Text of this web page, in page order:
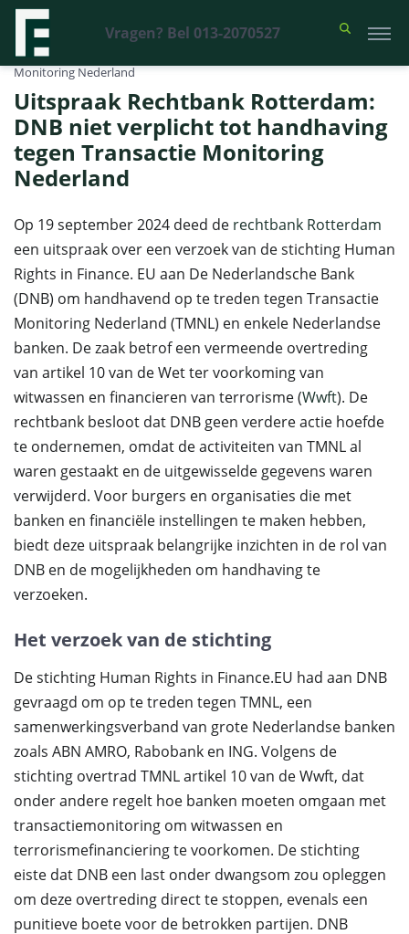
Vragen? Bel 013-2070527
Financieel Recht Advocaten >Uitspraken>Uitspraak Rechtbank
Rotterdam: DNB niet verplicht tot handhaving tegen Transactie
Monitoring Nederland
Uitspraak Rechtbank Rotterdam:
DNB niet verplicht tot handhaving
tegen Transactie Monitoring
Nederland
Op 19 september 2024 deed de rechtbank Rotterdam
een uitspraak over een verzoek van de stichting Human
Rights in Finance. EU aan De Nederlandsche Bank
(DNB) om handhavend op te treden tegen Transactie
Monitoring Nederland (TMNL) en enkele Nederlandse
banken. De zaak betrof een vermeende overtreding
van artikel 10 van de Wet ter voorkoming van
witwassen en financieren van terrorisme (Wwft). De
rechtbank besloot dat DNB geen verdere actie hoefde
te ondernemen, omdat de activiteiten van TMNL al
waren gestaakt en de uitgewisselde gegevens waren
verwijderd. Voor burgers en organisaties die met
banken en financiële instellingen te maken hebben,
biedt deze uitspraak belangrijke inzichten in de rol van
DNB en de mogelijkheden om handhaving te
verzoeken.
Het verzoek van de stichting
De stichting Human Rights in Finance.EU had aan DNB
gevraagd om op te treden tegen TMNL, een
samenwerkingsverband van grote Nederlandse banken
zoals ABN AMRO, Rabobank en ING. Volgens de
stichting overtrad TMNL artikel 10 van de Wwft, dat
onder andere regelt hoe banken moeten omgaan met
transactiemonitoring om witwassen en
terrorismefinanciering te voorkomen. De stichting
eiste dat DNB een last onder dwangsom zou opleggen
om deze overtreding direct te stoppen, evenals een
punitieve boete voor de betrokken partijen. DNB